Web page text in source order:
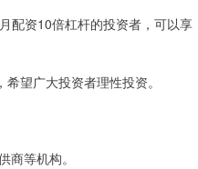
配资10倍杠杆的投资者，可以享
望广大投资者理性投资。
等机构。